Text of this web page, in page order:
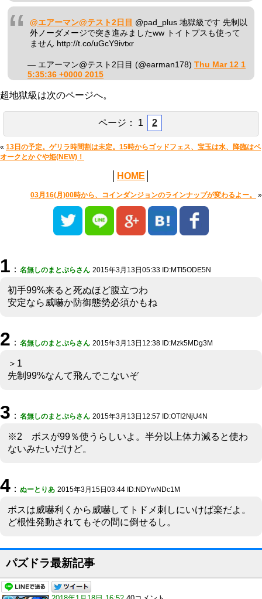
@エアーマン@テスト2日目 @pad_plus 地獄級です 先制以
外ノーダメージで突き進みましたww トイトプスも使って
ません http://t.co/uGcY9ivtxr
— エアーマン@テスト2日目 (@earman178)Thu Mar 12 1
5:35:36 +0000 2015
超地獄級は次のページへ。
ページ： 1 2
« 13日の予定。ゲリラ時間割は未定。15時からゴッドフェス、宝玉は水、降臨はベ
オークとかぐや姫(NEW)！
HOME
03月16(月)00時から、コインダンジョンのラインナップが変わるよー。 »
1 ： 名無しのまとぷらさん 2015年3月13日05:33 ID:MTI5ODE5N
初手99%来ると死ぬほど腹立つわ
安定なら威嚇か防御態勢必須かもね
2 ： 名無しのまとぷらさん 2015年3月13日12:38 ID:Mzk5MDg3M
＞1
先制99%なんて飛んでこないぞ
3 ： 名無しのまとぷらさん 2015年3月13日12:57 ID:OTI2NjU4N
※2 ボスが99％使うらしいよ。半分以上体力減ると使わ
ないみたいだけど。
4 ： ぬーとりあ 2015年3月15日03:44 ID:NDYwNDc1M
ボスは威嚇利くから威嚇してトドメ刺しにいけば楽だよ。
ど根性発動されてもその間に倒せるし。
パズドラ最新記事